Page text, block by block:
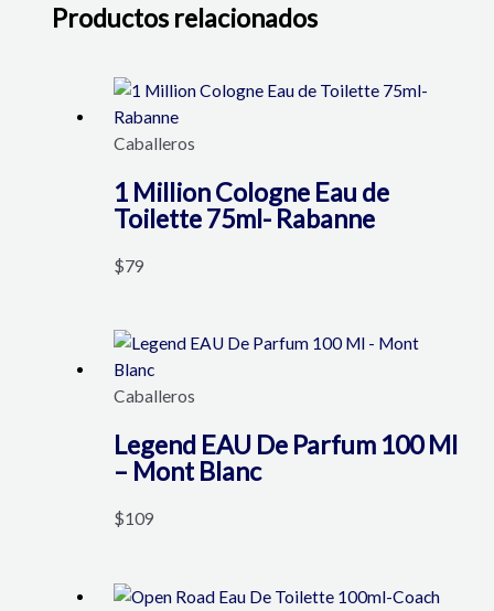
Productos relacionados
Caballeros
1 Million Cologne Eau de
Toilette 75ml- Rabanne
$79
Caballeros
Legend EAU De Parfum 100 Ml
– Mont Blanc
$109